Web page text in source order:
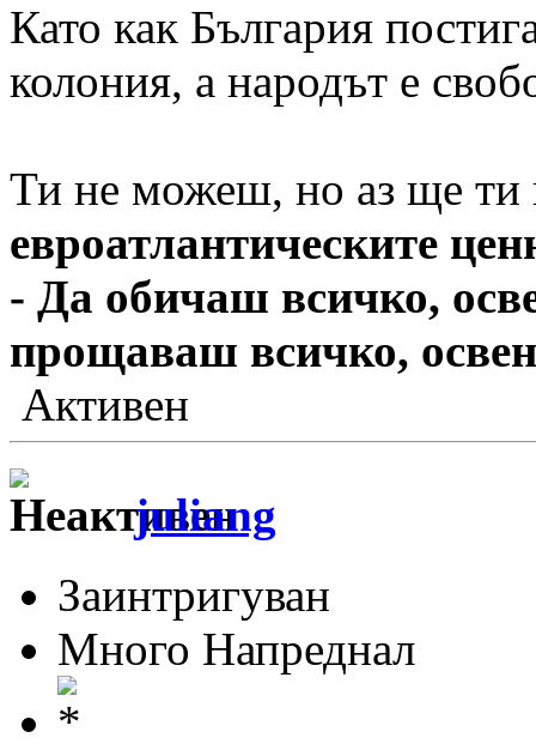
Като как България
колония, а народът е
Ти не можеш, но аз ще ти
евроатлантическите
- Да обичаш всичко,
прощаваш всичко,
Активен
juliang
Заинтригуван
Много Напреднал